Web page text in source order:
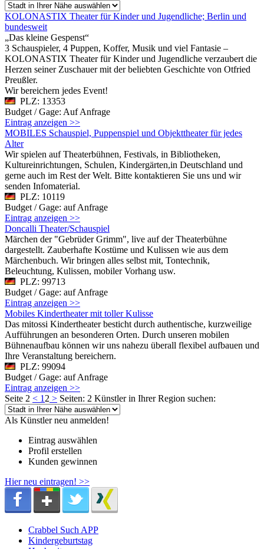
KOLONASTIX Theater für Kinder und Jugendliche; Berlin und
bundesweit
„Das kleine Gespenst“
3 Schauspieler, 4 Puppen, Koffer, Musik und viel Fantasie –
KOLONASTIX Theater für Kinder und Jugendliche verzaubert die
Herzen seiner Zuschauer mit der beliebten Geschichte von Otfried
Preußler.
Wir bereichern jedes Event!
PLZ: 13353
Budget / Gage: Auf Anfrage
Eintrag anzeigen >>
MOBILES Schauspiel, Puppenspiel und Objekttheater für jedes
Alter
Wir spielen auf Theaterbühnen, Festivals, in Bibliotheken,
Kultureinrichtungen, Schulen, Kindergärten,in Deutschland und
gerne auch im Rest der Welt. Bitte kontaktieren Sie uns und wir
senden Infomaterial.
PLZ: 10119
Budget / Gage: auf Anfrage
Eintrag anzeigen >>
Doncalli Theater/Schauspiel
Märchen der "Gebrüder Grimm", live auf der Theaterbühne
dargestellt. Zauberhafte Kostüme und Kulissen wie aus dem
Märchenbuch. Wir bringen alles selbst mit, Tontechnik,
Beleuchtung, Kulissen, mobiler Vorhang usw.
PLZ: 99713
Budget / Gage: auf Anfrage
Eintrag anzeigen >>
Mobiles Kindertheater mit toller Kulisse
Das mitossi Kindertheater besticht durch authentische, kurzweilige
Aufführungen an besonderen Orten. Durch unseren mobilen
Bühnenaufbau können wir uns nahezu überall flexibel aufbauen und
Ihre Veranstaltung bereichern.
PLZ: 99094
Budget / Gage: auf Anfrage
Eintrag anzeigen >>
Seite 2 < 1 2 > Seiten: 2 Künstler in Ihrer Region suchen:
Als Künstler neu anmelden!
Eintrag auswählen
Profil erstellen
Kunden gewinnen
Hier neu eintragen! >>
Crabbel Such APP
Kindergeburtstag